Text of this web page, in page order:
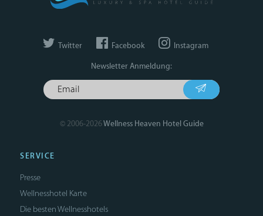
Twitter Facebook Instagram
Newsletter Anmeldung:
© 2006-2026Wellness Heaven Hotel Guide
SERVICE
Presse
Wellnesshotel Karte
Die besten Wellnesshotels